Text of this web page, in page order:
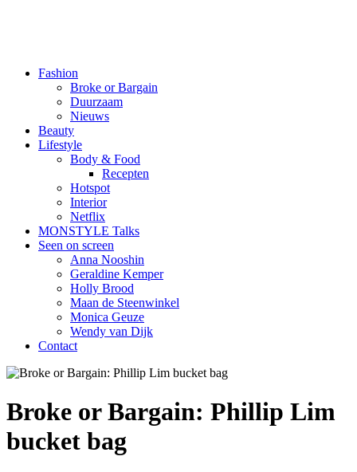
Fashion
Broke or Bargain
Duurzaam
Nieuws
Beauty
Lifestyle
Body & Food
Recepten
Hotspot
Interior
Netflix
MONSTYLE Talks
Seen on screen
Anna Nooshin
Geraldine Kemper
Holly Brood
Maan de Steenwinkel
Monica Geuze
Wendy van Dijk
Contact
Broke or Bargain: Phillip Lim
bucket bag